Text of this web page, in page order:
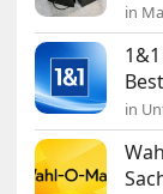
in
in